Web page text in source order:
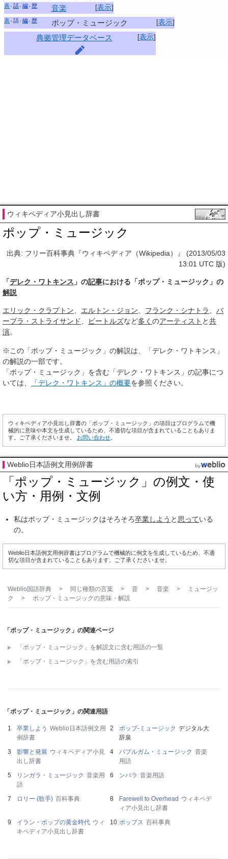
[表示]
表 話 編 歴 音楽
[表示]
表 話 編 歴 ポップ・ミュージック
[表示]
典拠管理データベース
ウィキペディア小見出し辞書
ポップ・ミュージック
出典: フリー百科事典『ウィキペディア（Wikipedia）』 (2013/05/03
13:01 UTC 版)
「デレク・ワトキンス 」の記事における「ポップ・ミュージック」の
解説
エリック・クラプトン、 エルトン・ジョン、 フランク・シナトラ、 バ
ーブラ・ストライサンド、 ビートルズなど多く のアーティスト と共
演。
※この「ポップ・ミュージック」の解説は、「デレク・ワトキンス」
の解説の一部です。
「ポップ・ミュージック」を含む「デレク・ワトキンス」の記事につ
いては、
「デレク・ワトキンス」の概要を参照ください。
ウィキペディア小見出し辞書の「ポップ・ミュージック」の項目はプログラムで機
械的に意味や本文を生成しているため、不適切な項目が含まれていることもありま
す。ご了承くださいませ。 お問い合わせ
Weblio日本語例文用例辞書
「ポップ・ミュージック」の例文・使
い方・用例・文例
私はポップ・ミュージックはそろそろ卒業しよう と思っている
の。
Weblio日本語例文用例辞書はプログラムで機械的に例文を生成しているため、不適
切な項目が含まれていることもあります。ご了承くださいませ。
Weblio国語辞典 > 同じ種類の言葉 > 音 > 音楽 >
ミュージッ
ク
> ポップ・ミュージックの意味・解説
「ポップ・ミュージック」の関連ページ
「ポップ・ミュージック」を解説文に含む用語の一覧
「ポップ・ミュージック」を含む用語の索引
「ポップ・ミュージック」の関連用語
卒業しよう Weblio日本語例文用
例辞書
ポップ‐ミュージック デジタル大
辞泉
影響と発展 ウィキペディア小見
出し辞書
バブルガム・ミュージック 音楽
用語
リンガラ・ミュージック 音楽用
語
ンバラ 音楽用語
ロリー (歌手) 百科事典 Farewell to Overhead ウィキペデ
ィア小見出し辞書
イラン・ポップの黄金時代 ウィ
キペディア小見出し辞書
ポップス 百科事典